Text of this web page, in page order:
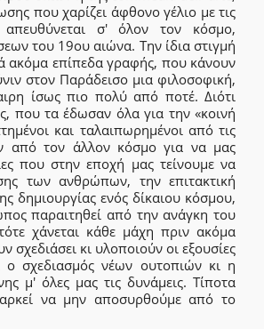
που χαρίζει άφθονο γέλιο με τις
σ' όλον τον κόσμο,
του 19ου αιώνα. Την ίδια στιγμή
ακόμα επίπεδα γραφής, που κάνουν
στον Παράδεισο μια φιλοσοφική,
ίσως πιο πολύ από ποτέ. Διότι
που τα έδωσαν όλα για την «κοινή
και ταλαιπωρημένοι από τις
από τον άλλον κόσμο για να μας
που στην εποχή μας τείνουμε να
των ανθρώπων, την επιτακτική
δημιουργίας ενός δίκαιου κόσμου,
παραιτηθεί από την ανάγκη του
χάνεται κάθε μάχη πριν ακόμα
κι υλοποιούν οι εξουσίες
σχεδιασμός νέων ουτοπιών κι η
μ' όλες μας τις δυνάμεις. Τίποτα
να μην αποσυρθούμε από το